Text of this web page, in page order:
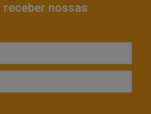
nossas